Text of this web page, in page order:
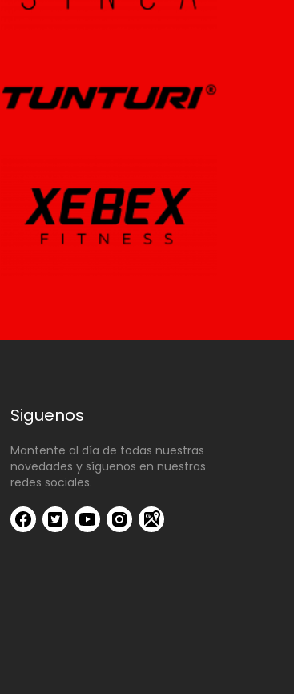
Siguenos
Mantente al día de todas nuestras
novedades y síguenos en nuestras
redes sociales.